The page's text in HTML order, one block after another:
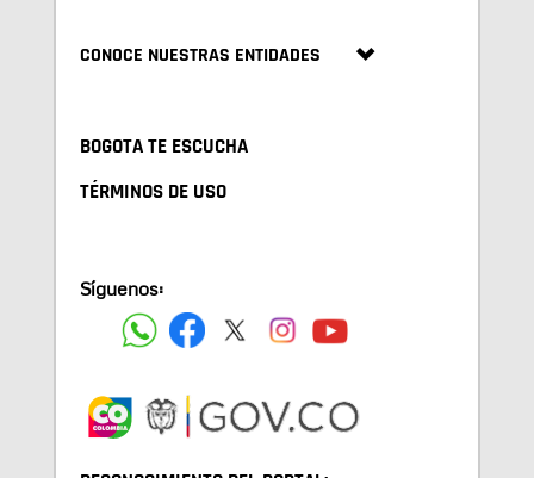
CONOCE NUESTRAS ENTIDADES
BOGOTA TE ESCUCHA
TÉRMINOS DE USO
Síguenos: